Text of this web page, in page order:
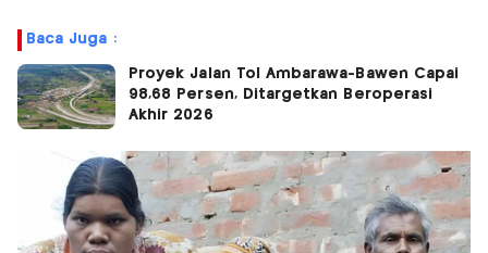
Baca Juga :
Proyek Jalan Tol Ambarawa-Bawen Capai
98,68 Persen, Ditargetkan Beroperasi
Akhir 2026